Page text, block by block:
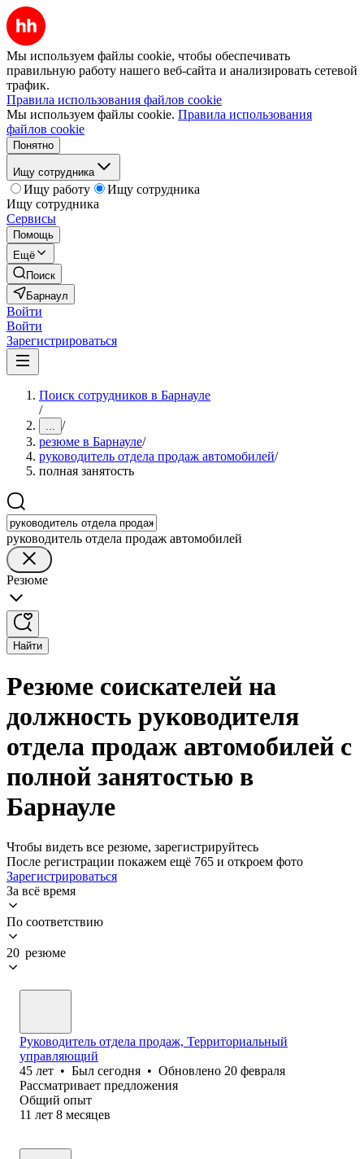
Мы используем файлы cookie, чтобы обеспечивать
правильную работу нашего веб-сайта и анализировать сетевой
трафик.
Правила использования файлов cookie
Мы используем файлы cookie. Правила использования
файлов cookie
Понятно
Ищу сотрудника
Ищу работу
Ищу сотрудника
Ищу сотрудника
Сервисы
Помощь
Ещё
Поиск
Барнаул
Войти
Войти
Зарегистрироваться
Поиск сотрудников в Барнауле
/
... /
резюме в Барнауле/
руководитель отдела продаж автомобилей/
полная занятость
руководитель отдела продаж автомобилей
Резюме
Найти
Резюме соискателей на
должность руководителя
отдела продаж автомобилей с
полной занятостью в
Барнауле
Чтобы видеть все резюме, зарегистрируйтесь
После регистрации покажем ещё 765 и откроем фото
Зарегистрироваться
За всё время
По соответствию
20 резюме
Руководитель отдела продаж, Территориальный
управляющий
45 лет • Был сегодня • Обновлено 20 февраля
Рассматривает предложения
Общий опыт
11 лет 8 месяцев